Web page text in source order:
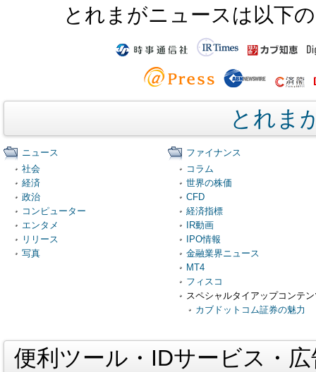
とれまがニュースは以下
とれま
ニュース
社会
経済
政治
コンピューター
エンタメ
リリース
写真
ファイナンス
コラム
世界の株価
CFD
経済指標
IR動画
IPO情報
金融業界ニュース
MT4
フィスコ
スペシャルタイアップコンテ
カブドットコム証券の魅力
便利ツール・IDサービス・